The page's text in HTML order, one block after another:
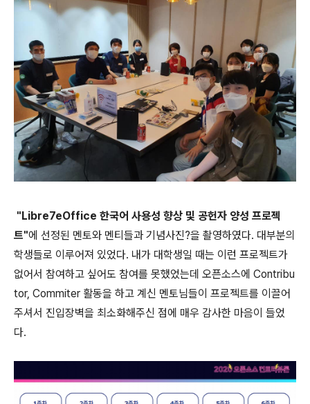
"Libre7eOffice 한국어 사용성 향상 및 공헌자 양성 프로젝
트"에 선정된 멘토와 멘티들과 기념사진?을 촬영하였다. 대부분의
학생들로 이루어져 있었다. 내가 대학생일 때는 이런 프로젝트가
없어서 참여하고 싶어도 참여를 못했었는데 오픈소스에 Contribu
tor, Commiter 활동을 하고 계신 멘토님들이 프로젝트를 이끌어
주셔서 진입장벽을 최소화해주신 점에 매우 감사한 마음이 들었
다.